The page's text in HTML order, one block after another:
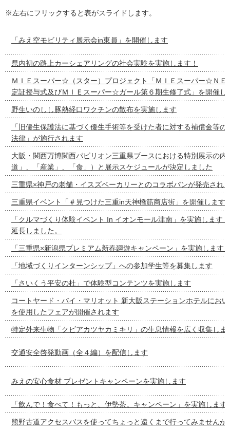
※左右にフリックすると表がスライドします。
「みえ空モビリティ展示会in東員」を開催します
県内初の路上カーシェアリングの社会実験を実施します！
ＭＩＥスーパー☆（スター）プロジェクト「ＭＩＥスーパー☆ＮＥ
定証授与式及びＭＩＥスーパー☆ガール第６期生修了式」を開催し
野生いのしし豚熱経口ワクチンの散布を実施します
「旧優生保護法に基づく優生手術等を受けた者に対する補償金等
法律」が施行されます
大阪・関西万博関西パビリオン三重県ブースにおける特別展示の内
道」、「産業」、「食」）と展示スケジュールが決定しました
三重県×神戸の老舗・イスズベーカリーとのコラボパンが発売され
三重県イベント「＃見つけた三重in天神橋筋商店街」を開催します
「クルマづくり体験イベント In イオンモール津南」を実施しま
延長しました。
「三重県×新潟県プレミアム新春廻遊キャンペーン」を実施します
「地域づくりインターンシップ」への参加学生等を募集します
「さいくう平安の杜」で体験型コンテンツを実施します
コートヤード・バイ・マリオット 新大阪ステーションホテルにお
を使用したフェアが開催されます
特定外来生物「クビアカツヤカミキリ」の生息情報を広く収集しま
交通安全啓発動画（全４編）を配信します
みえの安心食材 プレゼントキャンペーンを実施します
「飲んで！食べて！もっと、伊勢茶。キャンペーン」を実施します
熊野古道アクセスバスを使ってちょっと遠くまで行ってみませんか